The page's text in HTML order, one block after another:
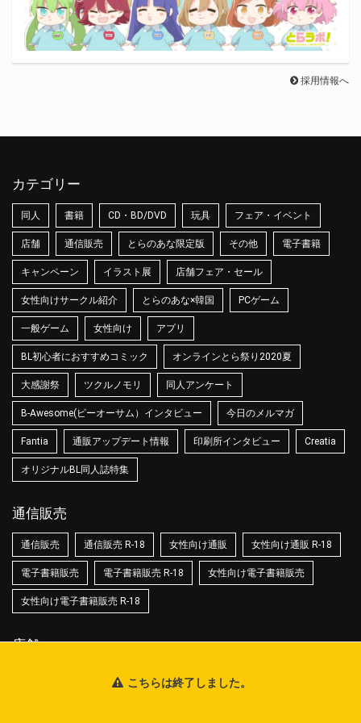
採用情報へ
こちらは終了しました。
カテゴリー
同人 書籍 CD・BD/DVD 玩具 フェア・イベント
店舗 通信販売 とらのあな限定版 その他 電子書籍
キャンペーン イラスト展 店舗フェア・セール
女性向けサークル紹介 とらのあな×韓国 PCゲーム
一般ゲーム 女性向け アプリ
BL初心者におすすめコミック オンラインとら祭り2020夏
大感謝祭 ツクルノモリ 同人アンケート
B-Awesome(ビーオーサム）インタビュー 今日のメルマガ
Fantia 通販アップデート情報 印刷所インタビュー Creatia
オリジナルBL同人誌特集
通信販売
通信販売 通信販売 R-18 女性向け通販 女性向け通販 R-18
電子書籍販売 電子書籍販売 R-18 女性向け電子書籍販売
女性向け電子書籍販売 R-18
店舗
店舗在庫検索 店舗に関するQ&A